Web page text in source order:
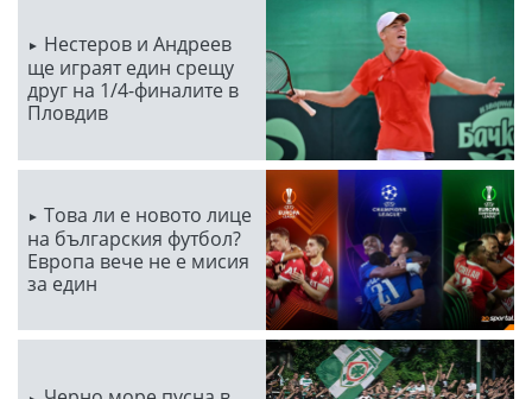
Нестеров и Андреев
ще играят един срещу
друг на 1/4-финалите в
Пловдив
Това ли е новото лице
на българския футбол?
Европа вече не е мисия
за един